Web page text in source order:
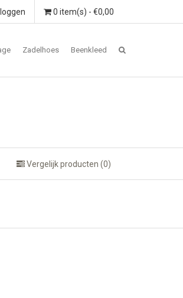
0 item(s) - €0,00
Zadelhoes Beenkleed
Vergelijk producten (0)